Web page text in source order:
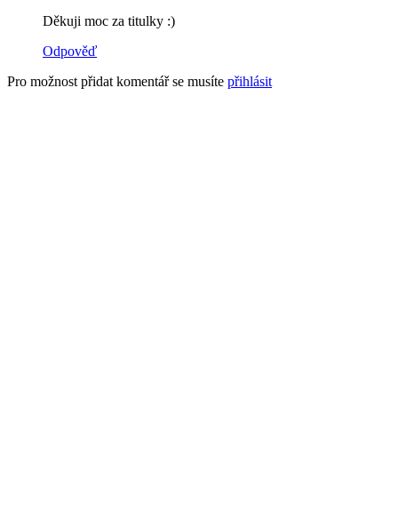
Děkuji moc za titulky :)
Odpověď
Pro možnost přidat komentář se musíte přihlásit